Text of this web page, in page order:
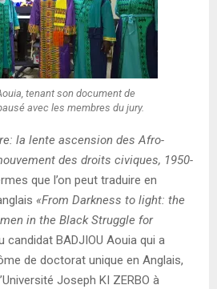
tenant son document de
avec les membres du jury.
la lente ascension des Afro-
des droits civiques, 1950-
que l’on peut traduire en
«From Darkness to light: the
in the Black Struggle for
candidat BADJIOU Aouia qui a
de doctorat unique en Anglais,
Joseph KI ZERBO à